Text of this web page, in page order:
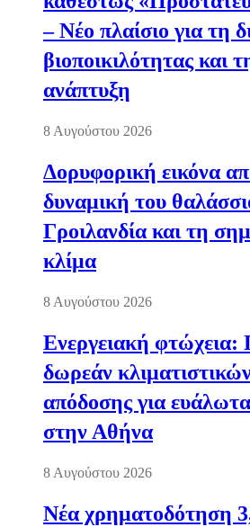
– Νέο πλαίσιο για τη
βιοποικιλότητας και
ανάπτυξη
8 Αυγούστου 2026
Δορυφορική εικόνα
δυναμική του
Γροιλανδία και τη
κλίμα
8 Αυγούστου 2026
Ενεργειακή
δωρεάν
απόδοσης για
στην Αθήνα
8 Αυγούστου 2026
Νέα χρηματοδότηση